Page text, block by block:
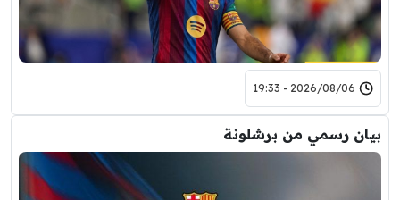
2026/08/06 - 19:33
بيان رسمي من برشلونة